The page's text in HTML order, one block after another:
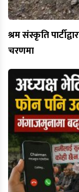
श्रम संस्कृति
चरणमा